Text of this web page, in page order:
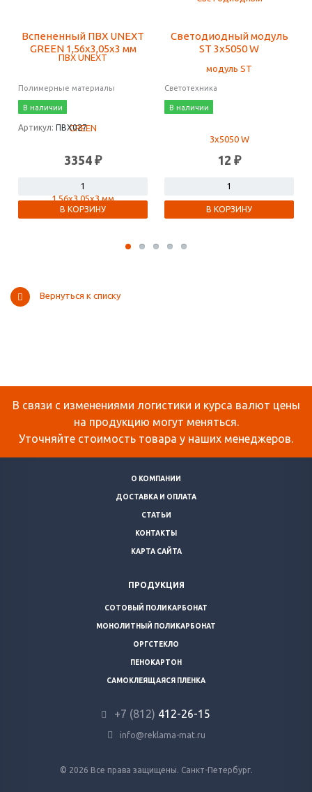
Вспененный ПВХ UNEXT
GREEN 1,56х3,05х3 мм
Полимерные материалы
В наличии
Артикул: ПВХ027
3354 ₽
В КОРЗИНУ
Светодиодный модуль
ST 3x5050 W
Светотехника
В наличии
12 ₽
В КОРЗИНУ
Вернуться к списку
В связи с изменениями логистики и курса валют цены
на продукцию могут меняться.
Уточняйте стоимость товара у наших менеджеров.
О КОМПАНИИ
ДОСТАВКА И ОПЛАТА
СТАТЬИ
КОНТАКТЫ
КАРТА САЙТА
ПРОДУКЦИЯ
СОТОВЫЙ ПОЛИКАРБОНАТ
МОНОЛИТНЫЙ ПОЛИКАРБОНАТ
ОРГСТЕКЛО
ПЕНОКАРТОН
САМОКЛЕЯЩАЯСЯ ПЛЕНКА
+7 (812) 412-26-15
info@reklama-mat.ru
© 2026 Все права защищены. Санкт-Петербург.